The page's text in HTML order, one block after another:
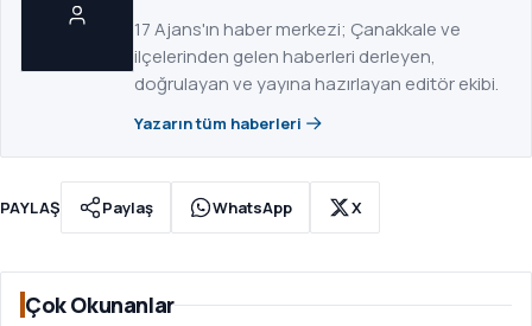
17 Ajans'ın haber merkezi; Çanakkale ve
ilçelerinden gelen haberleri derleyen,
doğrulayan ve yayına hazırlayan editör ekibi.
Yazarın tüm haberleri
PAYLAŞ Paylaş WhatsApp X
Çok Okunanlar